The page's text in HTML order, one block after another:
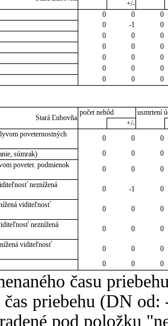
+/-
0 0
0
0 -1
0
0 0
0
0 0
0
0 0
0
0 0
0
0 0 0
Stará Ľubovňa
počet nehôd
usmrtení
+/-
poveternostných
0 0
0
súmrak)
0 0
0
poveter. podmienok
0 0
0
neznížená
0 -1
0
viditeľnosť
0 0
0
neznížená
0 0
0
viditeľnosť
0 0
0
0 0 0
času
čas priebehu (DN
pod položku